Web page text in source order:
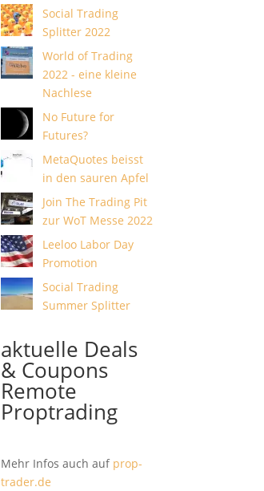
Social Trading
Splitter 2022
World of Trading
2022 - eine kleine
Nachlese
No Future for
Futures?
MetaQuotes beisst
in den sauren Apfel
Join The Trading Pit
zur WoT Messe 2022
Leeloo Labor Day
Promotion
Social Trading
Summer Splitter
aktuelle Deals
& Coupons
Remote
Proptrading
Mehr Infos auch auf prop-
trader.de